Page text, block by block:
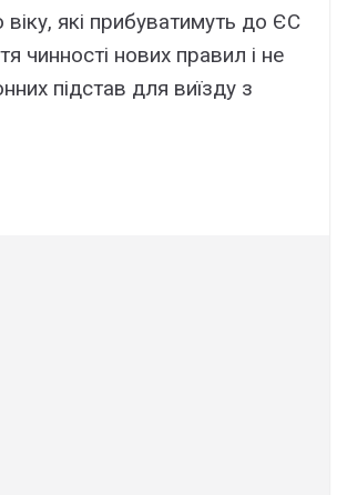
віку, які прибуватимуть до ЄС
чинності нових правил і не
підстав для виїзду з